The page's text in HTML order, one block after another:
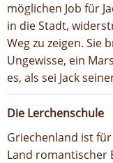
möglichen Job für
in die Stadt,
Weg zu zeigen. Sie
Ungewisse, ein
es, als sei Jack
Die Lerchenschule
Griechenland ist
Land romantischer